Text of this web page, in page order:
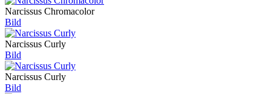
Narcissus Chromacolor
Bild
Narcissus Curly
Bild
Narcissus Curly
Bild